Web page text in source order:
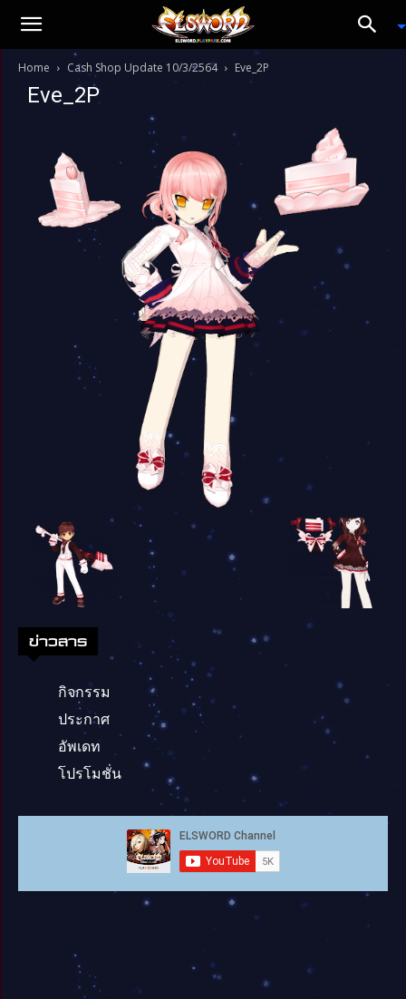
Home Cash Shop Update 10/3/2564 Eve_2P
Eve_2P
ข่าวสาร
กิจกรรม
ประกาศ
อัพเดท
โปรโมชั่น